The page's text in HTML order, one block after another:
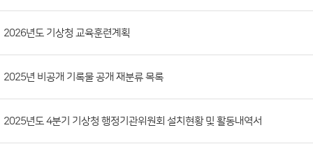
류,
첨
부
2026년도 기상청 교육훈련계획
2025년 비공개 기록물 공개 재분류 목록
2025년도 4분기 기상청 행정기관위원회 설치현황 및 활동내역서